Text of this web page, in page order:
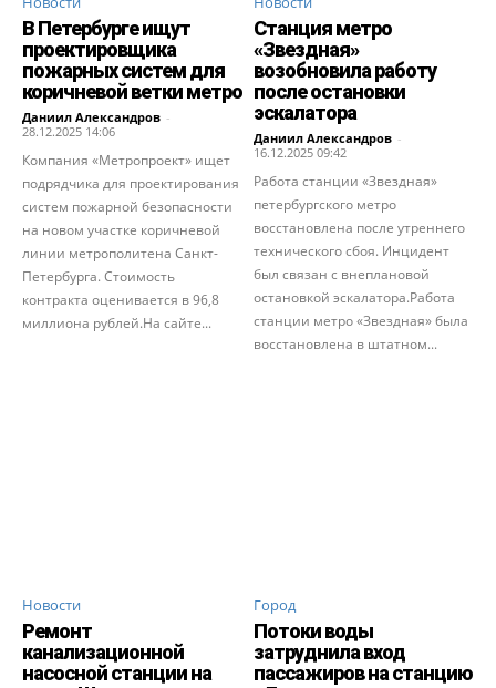
В Петербурге ищут
проектировщика
пожарных систем для
коричневой ветки метро
Даниил Александров -
28.12.2025 14:06
Компания «Метропроект» ищет
подрядчика для проектирования
систем пожарной безопасности
на новом участке коричневой
линии метрополитена Санкт-
Петербурга. Стоимость
контракта оценивается в 96,8
миллиона рублей.На сайте...
Станция метро
«Звездная»
возобновила работу
после остановки
эскалатора
Даниил Александров -
16.12.2025 09:42
Работа станции «Звездная»
петербургского метро
восстановлена после утреннего
технического сбоя. Инцидент
был связан с внеплановой
остановкой эскалатора.Работа
станции метро «Звездная» была
восстановлена в штатном...
Новости
Ремонт
канализационной
насосной станции на
Город
Потоки воды
затруднила вход
пассажиров на станцию